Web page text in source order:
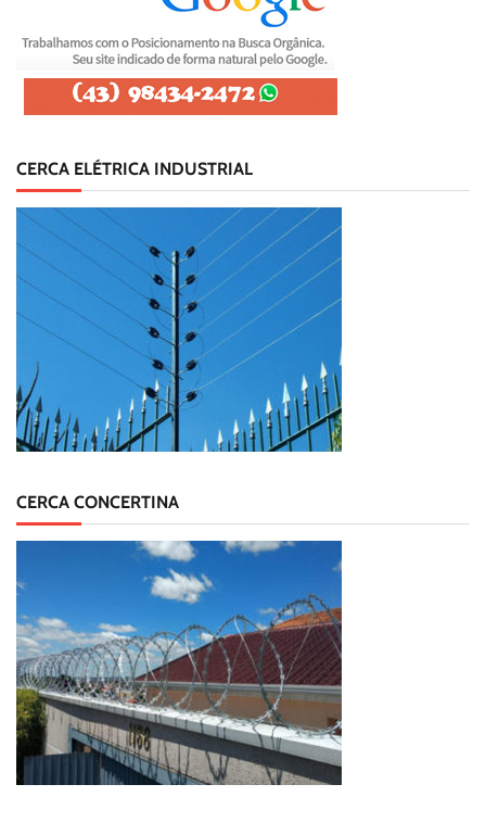
CERCA ELÉTRICA INDUSTRIAL
CERCA CONCERTINA